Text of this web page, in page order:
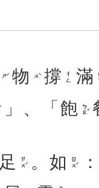
ㄕˊ 物 ㄨˋ 撐 ㄔㄥ 滿
」、「 飽 ㄅㄠˇ
足 ㄗㄨˊ 。 如 ㄖㄨˊ